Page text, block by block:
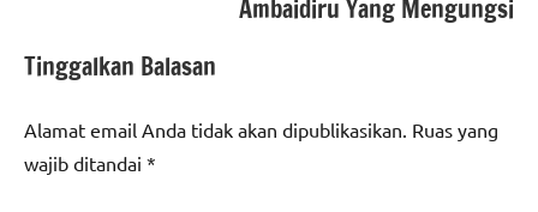
Ambaidiru Yang Mengungsi
Tinggalkan Balasan
Alamat email Anda tidak akan dipublikasikan. Ruas yang
wajib ditandai *